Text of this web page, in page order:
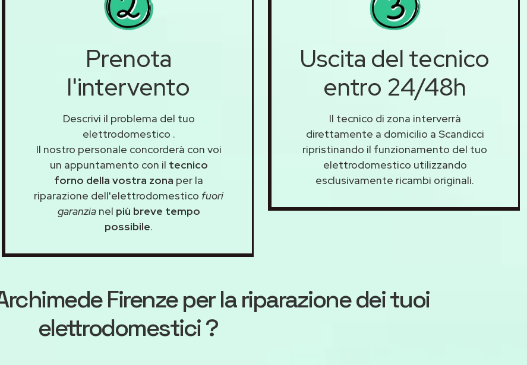
Prenota
l'intervento
Descrivi il problema del tuo
elettrodomestico .
Il nostro personale concorderà con voi
un appuntamento con il tecnico
forno della vostra zona per la
riparazione dell'elettrodomestico fuori
garanzianel più breve tempo
possibile.
Uscita del tecnico
entro 24/48h
Il tecnico di zona interverrà
direttamente a domicilio a Scandicci
ripristinando il funzionamento del tuo
elettrodomestico utilizzando
esclusivamente ricambi originali.
Firenzeper la riparazione dei tuoi
elettrodomestici ?